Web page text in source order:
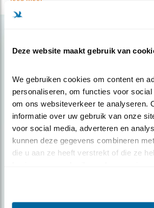
Deze website maakt gebruik van
We gebruiken cookies om content en
personaliseren, om functies voor
om ons websiteverkeer te analyseren.
informatie over uw gebruik van onze
voor social media, adverteren en
kunnen deze gegevens combineren
die u aan ze heeft verstrekt of die ze
Op de hoogte blijven?
Meld je aan en ontvang nieuws,
over vogels en activiteiten van